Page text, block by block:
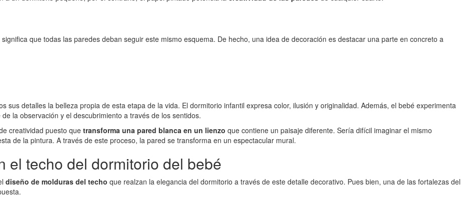
que todas las paredes deban seguir este mismo esquema. De hecho, una idea de decoración es destacar una parte en concreto a
sus detalles la belleza propia de esta etapa de la vida. El dormitorio infantil expresa color, ilusión y originalidad. Además, el bebé experimenta
la observación y el descubrimiento a través de los sentidos.
creatividad puesto que transforma una pared blanca en un lienzo que contiene un paisaje diferente. Sería difícil imaginar el mismo
de la pintura. A través de este proceso, la pared se transforma en un espectacular mural.
el techo del dormitorio del bebé
diseño de molduras del techo que realzan la elegancia del dormitorio a través de este detalle decorativo. Pues bien, una de las fortalezas del